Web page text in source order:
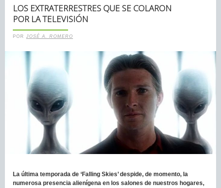
LOS EXTRATERRESTRES QUE SE COLARON
POR LA TELEVISIÓN
POR JOSÉ A. ROMERO
La última temporada de ‘Falling Skies’ despide, de momento, la
numerosa presencia alienígena en los salones de nuestros hogares,